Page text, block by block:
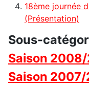
18ème journée
(Présentation)
Sous-
Saison
Saison